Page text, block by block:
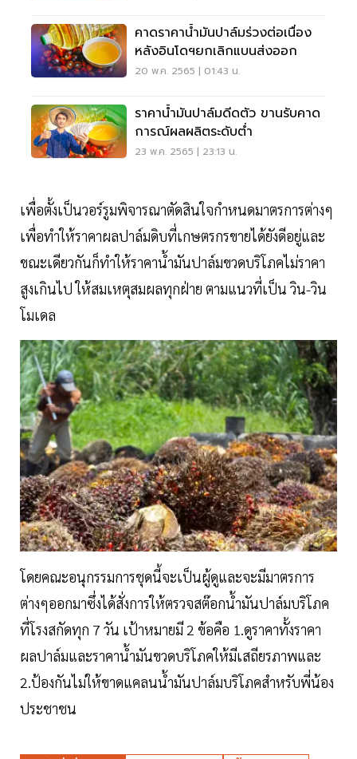
คาดราคาน้ำมันปาล์มร่วงต่อเนื่อง
หลังอินโดฯยกเลิกแบนส่งออก
20 พ.ค. 2565 | 01:43 น.
ราคาน้ำมันปาล์มดีดตัว ขานรับคาด
การณ์ผลผลิตระดับต่ำ
23 พ.ค. 2565 | 23:13 น.
เพื่อตั้งเป็นวอร์รูมพิจารณาตัดสินใจกำหนดมาตรการต่างๆ
เพื่อทำให้ราคาผลปาล์มดิบที่เกษตรกรขายได้ยังดีอยู่และ
ขณะเดียวกันก็ทำให้ราคาน้ำมันปาล์มขวดบริโภคไม่ราคา
สูงเกินไป ให้สมเหตุสมผลทุกฝ่าย ตามแนวที่เป็น วิน-วิน
โมเดล
โดยคณะอนุกรรมการชุดนี้จะเป็นผู้ดูและจะมีมาตรการ
ต่างๆออกมาซึ่งได้สั่งการให้ตรวจสต๊อกน้ำมันปาล์มบริโภค
ที่โรงสกัดทุก 7 วัน เป้าหมายมี 2 ข้อคือ 1.ดูราคาทั้งราคา
ผลปาล์มและราคาน้ำมันขวดบริโภคให้มีเสถียรภาพและ
2.ป้องกันไม่ให้ขาดแคลนน้ำมันปาล์มบริโภคสำหรับพี่น้อง
ประชาชน